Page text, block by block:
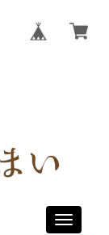
Toggle